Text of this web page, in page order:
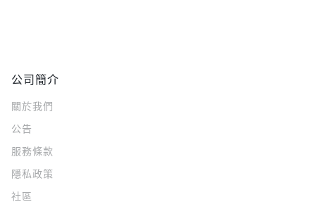
公司簡介
關於我們
公告
服務條款
隱私政策
社區